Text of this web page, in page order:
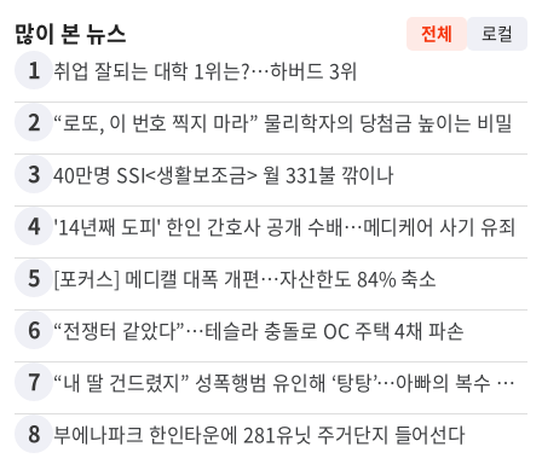
많이 본 뉴스 전체 로컬
1 취업 잘되는 대학 1위는?…하버드 3위
2 “로또, 이 번호 찍지 마라” 물리학자의 당첨금 높이는 비밀
3 40만명 SSI<생활보조금> 월 331불 깎이나
4 '14년째 도피' 한인 간호사 공개 수배…메디케어 사기 유죄
5 [포커스] 메디캘 대폭 개편…자산한도 84% 축소
6 “전쟁터 같았다”…테슬라 충돌로 OC 주택 4채 파손
7 “내 딸 건드렸지” 성폭행범 유인해 ‘탕탕’…아빠의 복수 결말
8 부에나파크 한인타운에 281유닛 주거단지 들어선다